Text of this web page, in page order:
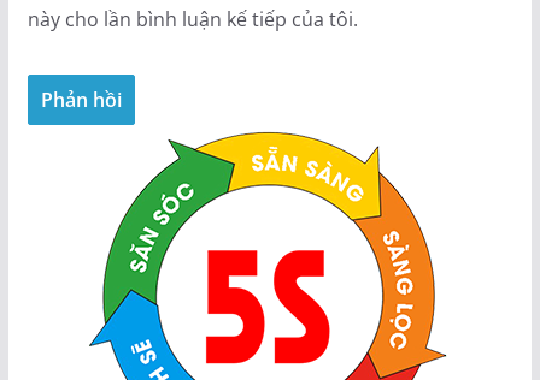
này cho lần bình luận kế tiếp của tôi.